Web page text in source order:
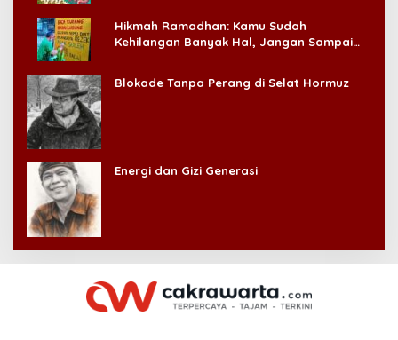
Hikmah Ramadhan: Kamu Sudah
Kehilangan Banyak Hal, Jangan Sampai
Blokade Tanpa Perang di Selat Hormuz
Energi dan Gizi Generasi